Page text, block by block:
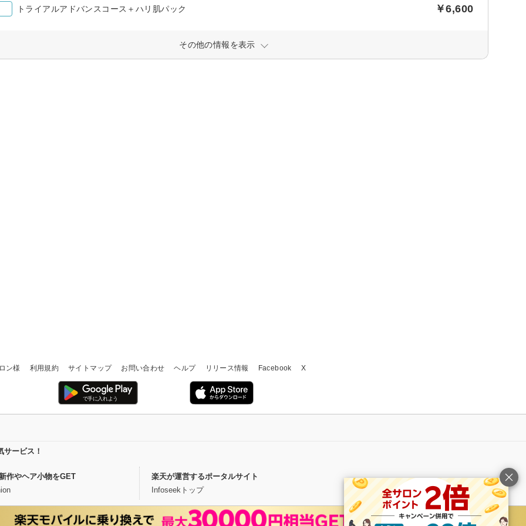
トライアルアドバンスコース＋ハリ肌パック ￥6,600
その他の情報を表示
ン様 利用規約 サイトマップ お問い合わせ ヘルプ リリース情報 Facebook X
ービス！
作やヘア小物をGET
楽天が運営するポータルサイト
Infoseekトップ